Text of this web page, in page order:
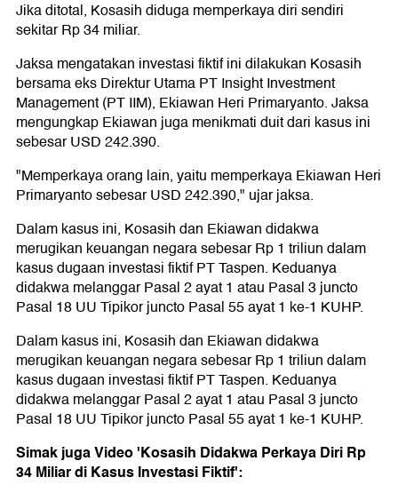
Jika ditotal, Kosasih diduga memperkaya diri sendiri
sekitar Rp 34 miliar.
Jaksa mengatakan investasi fiktif ini dilakukan Kosasih
bersama eks Direktur Utama PT Insight Investment
Management (PT IIM), Ekiawan Heri Primaryanto. Jaksa
mengungkap Ekiawan juga menikmati duit dari kasus ini
sebesar USD 242.390.
"Memperkaya orang lain, yaitu memperkaya Ekiawan Heri
Primaryanto sebesar USD 242.390," ujar jaksa.
Dalam kasus ini, Kosasih dan Ekiawan didakwa
merugikan keuangan negara sebesar Rp 1 triliun dalam
kasus dugaan investasi fiktif PT Taspen. Keduanya
didakwa melanggar Pasal 2 ayat 1 atau Pasal 3 juncto
Pasal 18 UU Tipikor juncto Pasal 55 ayat 1 ke-1 KUHP.
Dalam kasus ini, Kosasih dan Ekiawan didakwa
merugikan keuangan negara sebesar Rp 1 triliun dalam
kasus dugaan investasi fiktif PT Taspen. Keduanya
didakwa melanggar Pasal 2 ayat 1 atau Pasal 3 juncto
Pasal 18 UU Tipikor juncto Pasal 55 ayat 1 ke-1 KUHP.
Simak juga Video 'Kosasih Didakwa Perkaya Diri Rp
34 Miliar di Kasus Investasi Fiktif':